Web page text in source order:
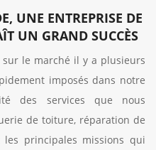
UNE ENTREPRISE DE
UN GRAND SUCCÈS
le marché il y a plusieurs
imposés dans notre
des services que nous
de toiture, réparation de
les principales missions qui